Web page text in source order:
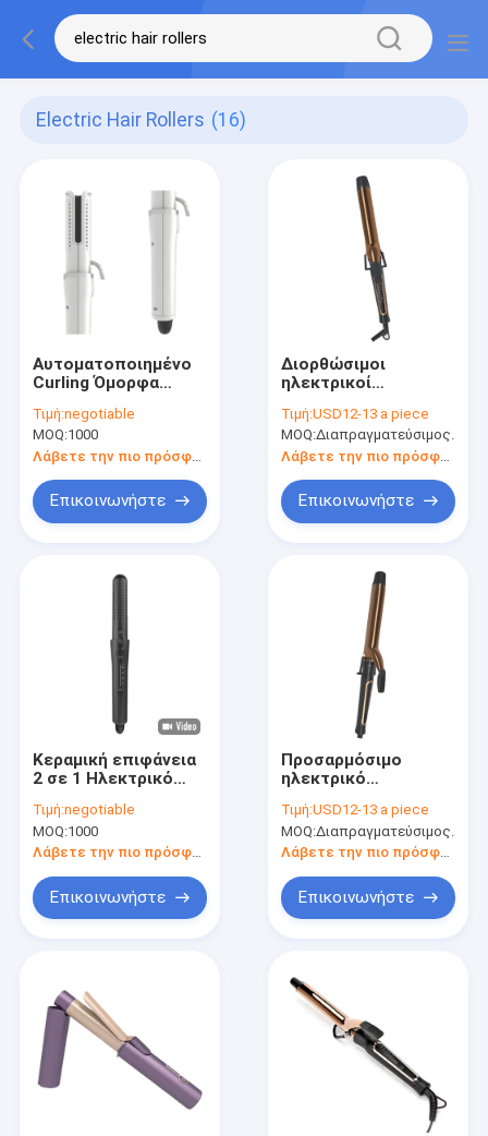
Electric Hair Rollers (16)
Αυτοματοποιημένο
Curling Όμορφα
Μαλλιών
Προσαρμόσιμο κύμα
Ρολάρι Μαλλί
Τιμή:negotiable
MOQ:1000
Λάβετε την πιο πρόσφατη τιμή
Επικοινωνήστε
Διορθώσιμοι
ηλεκτρικοί
από μετάξι με
τεχνολογία
αρνητικών ιόντων
υψηλής
συγκέντρωσης
Τιμή:USD12-13 a piece
MOQ:Διαπραγματεύσιμος.
Επικοινωνήστε
Κεραμική επιφάνεια
2 σε 1 Ηλεκτρικό
Όλοι οι τύποι
μαλλιών Διόρθωση
μαλλιών Μαύρο
Τιμή:negotiable
MOQ:1000
Λάβετε την πιο πρόσφατη τιμή
Επικοινωνήστε
Προσαρμόσιμο
ηλεκτρικό
με έξυπνο έλεγχο
θερμοκρασίας NTC
Τιμή:USD12-13 a piece
MOQ:Διαπραγματεύσιμος.
Επικοινωνήστε